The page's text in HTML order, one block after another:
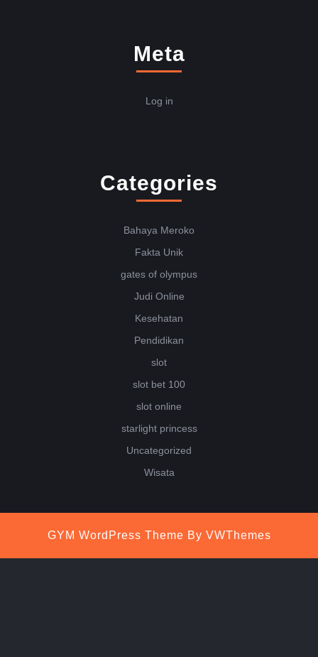
Meta
Log in
Categories
Bahaya Meroko
Fakta Unik
gates of olympus
Judi Online
Kesehatan
Pendidikan
slot
slot bet 100
slot online
starlight princess
Uncategorized
Wisata
GYM WordPress Theme By VWThemes